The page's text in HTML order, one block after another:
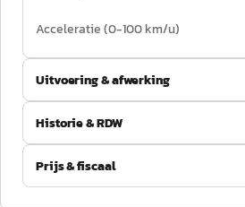
Acceleratie (0-100 km/u)
Uitvoering & afwerking
Historie & RDW
Prijs & fiscaal